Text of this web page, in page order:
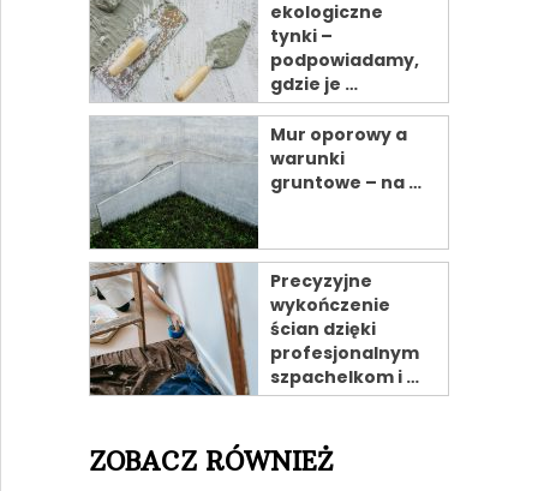
ekologiczne
tynki –
podpowiadamy,
gdzie je …
Mur oporowy a
warunki
gruntowe – na …
Precyzyjne
wykończenie
ścian dzięki
profesjonalnym
szpachelkom i …
ZOBACZ RÓWNIEŻ